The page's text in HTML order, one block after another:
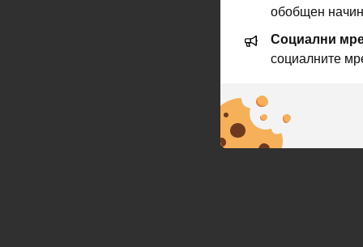
обобщен
Социални
социалните